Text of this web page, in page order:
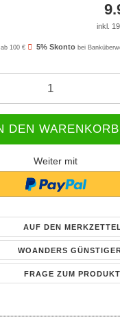
inkl.
ab 100 € 5% Skonto bei
Weiter mit
AUF DEN MERKZETTEL
WOANDERS
FRAGE ZUM PRODUKT